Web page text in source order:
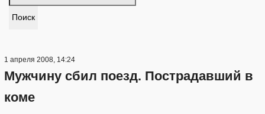
Поиск
1 апреля 2008, 14:24
Мужчину сбил поезд. Пострадавший в
коме